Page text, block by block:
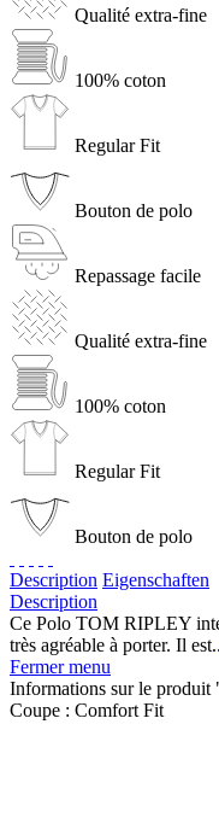
Qualité extra-fine
100% coton
Regular Fit
Bouton de polo
Repassage facile
Qualité extra-fine
100% coton
Regular Fit
Bouton de polo
Description Eigenschaften
Description
Ce Polo TOM RIPLEY
très agréable à porter. Il
Fermer menu
Informations sur le
Coupe : Comfort Fit